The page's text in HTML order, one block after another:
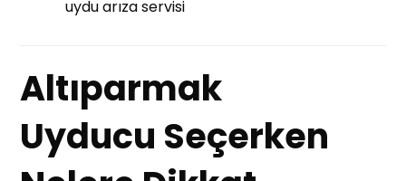
uydu arıza servisi
Altıparmak
Uyducu Seçerken